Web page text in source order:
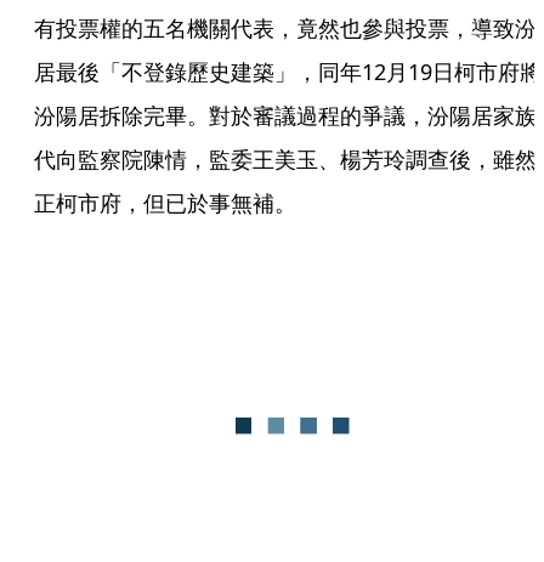
有投票權的五名機關代表，竟然也參與投票，導致汾
居最後「不登錄歷史建築」，同年12月19日柯市府將
汾陽居拆除完畢。對於審議過程的爭議，汾陽居家族
代向監察院陳情，監委王美玉、楊芳玲調查後，雖然
正柯市府，但已於事無補。